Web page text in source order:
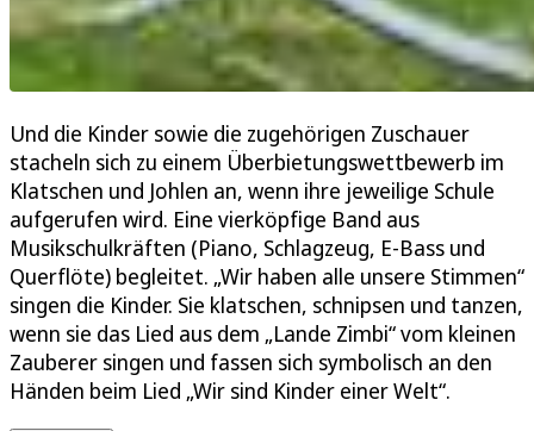
Und die Kinder sowie die zugehörigen Zuschauer
stacheln sich zu einem Überbietungswettbewerb im
Klatschen und Johlen an, wenn ihre jeweilige Schule
aufgerufen wird. Eine vierköpfige Band aus
Musikschulkräften (Piano, Schlagzeug, E-Bass und
Querflöte) begleitet. „Wir haben alle unsere Stimmen“
singen die Kinder. Sie klatschen, schnipsen und tanzen,
wenn sie das Lied aus dem „Lande Zimbi“ vom kleinen
Zauberer singen und fassen sich symbolisch an den
Händen beim Lied „Wir sind Kinder einer Welt“.